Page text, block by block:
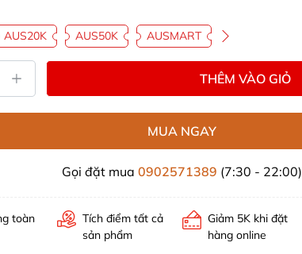
AUS20K AUS50K AUSMART
THÊM VÀO GIỎ
MUA NGAY
Gọi đặt mua0902571389 (7:30 - 22:00)
toàn
Tích điểm tất cả
sản phẩm
Giảm 5K khi đặt
hàng online